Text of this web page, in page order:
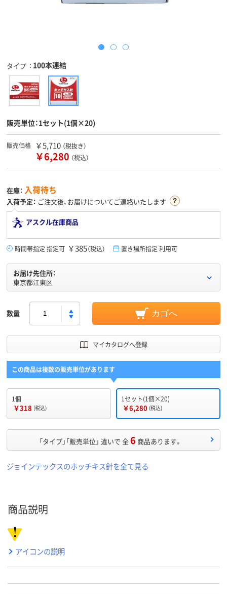
タイプ 100本連結
販売単位：1セット(1個×20)
販売価格 ￥5,710 （税抜き）
￥6,280 （税込）
在庫： 入荷待ち
入荷予定： ご注文後、お届けについてご連絡いたします
アスクル在庫商品
時間帯指定 指定可 ￥385（税込） 置き場所指定 利用可
お届け先住所：
東京都江東区
数量 カゴへ
マイカタログへ登録
この商品は複数の販売単位があります
1個
￥318 (税込)
1セット(1個×20)
￥6,280 (税込)
「タイプ」「販売単位」 違いで 全6 商品あります。
ジョインテックスのホッチキス針を全て見る
商品説明
アイコンの説明